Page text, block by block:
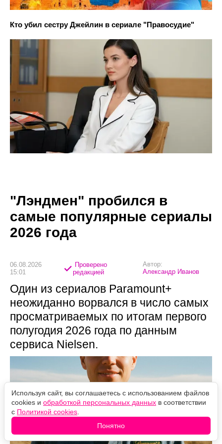
Кто убил сестру Джейлин в сериале "Правосудие"
"Лэндмен" пробился в
самые популярные сериалы
2026 года
06.08.2026
15:01
Проверено
редакцией
Автор:
Александр Иванов
Один из сериалов Paramount+
неожиданно ворвался в число самых
просматриваемых по итогам первого
полугодия 2026 года по данным
сервиса Nielsen.
Используя сайт, вы соглашаетесь с использованием файлов
cookies и обработкой персональных данных в соответствии
с Политикой cookies
Понятно